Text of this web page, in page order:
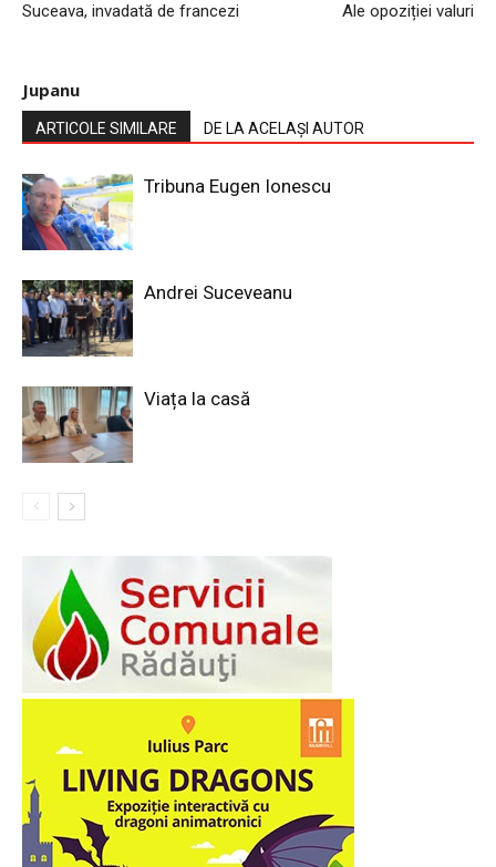
Suceava, invadată de francezi Ale opoziției valuri
Jupanu
ARTICOLE SIMILARE DE LA ACELAȘI AUTOR
Tribuna Eugen Ionescu
Andrei Suceveanu
Viața la casă